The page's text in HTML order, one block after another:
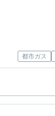
都市ガス